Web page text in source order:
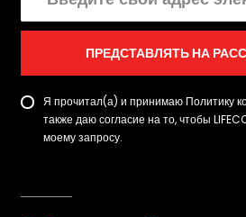
ПРЕДСТАВЛЯТЬ НА
Я прочитал(а) и принимаю Политику
также даю согласие на то, чтобы
моему запросу.